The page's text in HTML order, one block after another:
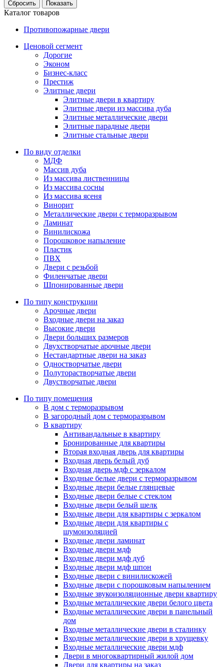
Каталог товаров
Противопожарные двери
Ценовой сегмент
Дорогие
Эконом
Бизнес-класс
Престиж
Элитные двери
Элитные двери в квартиру
Элитные двери из массива дуба
Элитные металлические двери
Элитные парадные двери
Элитные стальные двери
По виду отделки
МДФ
Массив дуба
Из массива лиственницы
Из массива сосны
Из массива ясеня
Винорит
Металлические двери с терморазрывом
Ламинат
Винилискожа
Порошковое напыление
Пластик
ПВХ
Двери с резьбой
Филенчатые двери
Шпонированные двери
По типу конструкции
Арочные двери
Входные двери на заказ
Высокие двери
Двери больших размеров
Двухстворчатые арочные двери
Нестандартные двери на заказ
Одностворчатые двери
Полуторастворчатые двери
Двустворчатые двери
По типу помещения
В дом с терморазрывом
В загородный дом с терморазрывом
В квартиру
Антивандальные в квартиру
Бронированные для квартиры
Вторая входная дверь для квартиры
Входная дверь белый дуб
Входная дверь мдф с зеркалом
Входные белые двери с терморазрывом
Входные двери белые глянцевые
Входные двери белые с стеклом
Входные двери белый шелк
Входные двери для квартиры с зеркалом
Входные двери для квартиры с
шумоизоляцией
Входные двери ламинат
Входные двери мдф
Входные двери мдф дуб
Входные двери мдф шпон
Входные двери с винилискожей
Входные двери с порошковым напылением
Входные звукоизоляционные двери квартиру
Входные металлические двери белого цвета
Входные металлические двери в панельный
дом
Входные металлические двери в сталинку
Входные металлические двери в хрущевку
Входные металлические двери мдф
Двери в многоквартирный жилой дом
Двери для квартиры на заказ